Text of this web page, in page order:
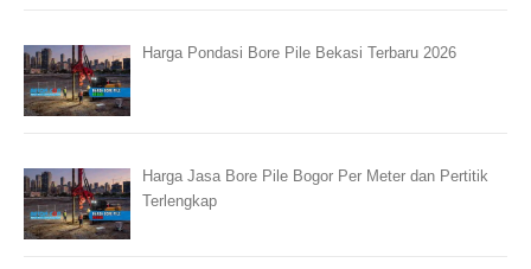
Harga Pondasi Bore Pile Bekasi Terbaru 2026
Harga Jasa Bore Pile Bogor Per Meter dan Pertitik
Terlengkap